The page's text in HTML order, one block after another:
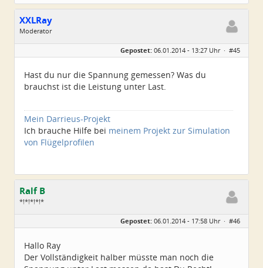
XXLRay
Moderator
Geschlecht:
keine Angabe
Süd-Niedersachsen
Homepage:
xxlray.bplaced.net
Dabei seit:
11 / 2007
Gepostet: 06.01.2014 - 13:27 Uhr · #45
Hast du nur die Spannung gemessen? Was du
brauchst ist die Leistung unter Last.
Mein Darrieus-Projekt
Ich brauche Hilfe bei meinem Projekt zur Simulation
von Flügelprofilen
Ralf B
*!*!*!*!*
Beiträge:
659
Gepostet: 06.01.2014 - 17:58 Uhr · #46
Hallo Ray
Der Vollständigkeit halber müsste man noch die